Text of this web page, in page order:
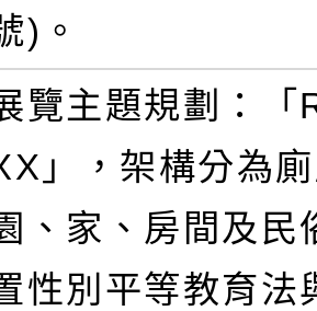
)。
覽主題規劃：「
」，架構分為
、家、房間及民
性別平等教育法